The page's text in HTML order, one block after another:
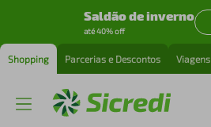
Saldão de inverno
até 40% off
Shopping Parcerias e Descontos Viagens